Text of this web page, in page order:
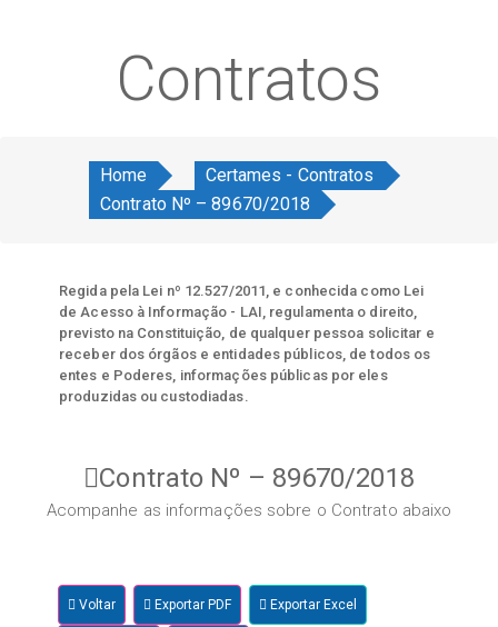
Contratos
Home
Certames - Contratos
Contrato Nº – 89670/2018
Regida pela Lei nº 12.527/2011, e conhecida como Lei
de Acesso à Informação - LAI, regulamenta o direito,
previsto na Constituição, de qualquer pessoa solicitar e
receber dos órgãos e entidades públicos, de todos os
entes e Poderes, informações públicas por eles
produzidas ou custodiadas.
Contrato Nº – 89670/2018
Acompanhe as informações sobre o Contrato abaixo
Voltar Exportar PDF Exportar Excel